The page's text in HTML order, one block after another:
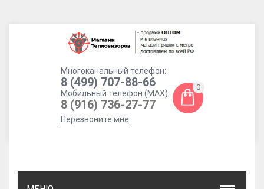
Многоканальный телефон:
8 (499) 707-88-66
Мобильный телефон (MAX):
8 (916) 736-27-77
Перезвоните мне
0